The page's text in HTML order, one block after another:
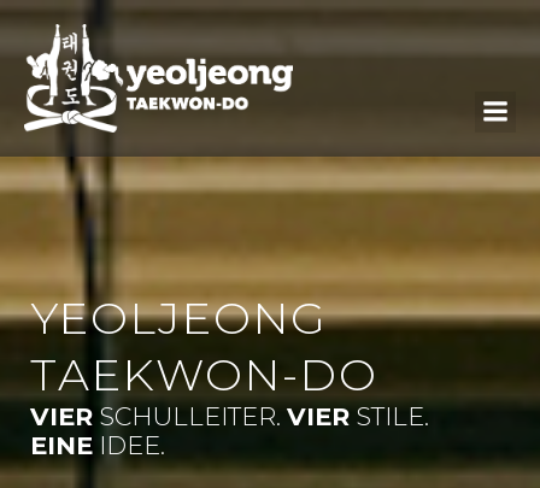
YEOLJEONG
TAEKWON-DO
VIER SCHULLEITER. VIER STILE.
EINE IDEE.